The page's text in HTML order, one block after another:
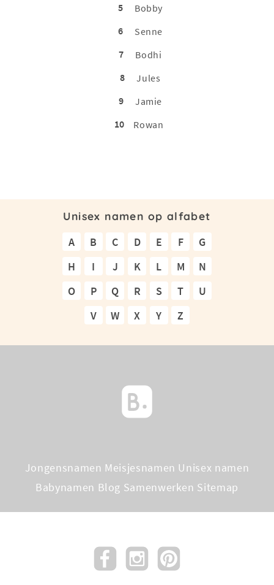
5
Bobby
6
Senne
7
Bodhi
8
Jules
9
Jamie
10
Rowan
Unisex namen op alfabet
A B C D E F
G
H
I J K L M
N
O
P Q R S T
U
V
W X Y Z
Jongensnamen Meisjesnamen Unisex namen
Babynamen Blog Samenwerken Sitemap